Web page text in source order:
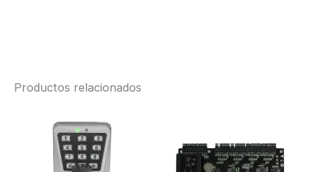
Productos relacionados